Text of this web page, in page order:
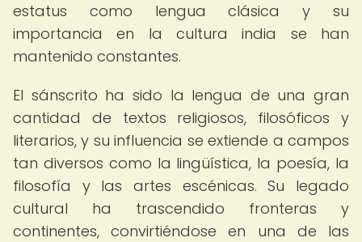
estatus como lengua clásica y su
importancia en la cultura india se han
mantenido constantes.
El sánscrito ha sido la lengua de una gran
cantidad de textos religiosos, filosóficos y
literarios, y su influencia se extiende a campos
tan diversos como la lingüística, la poesía, la
filosofía y las artes escénicas. Su legado
cultural ha trascendido fronteras y
continentes, convirtiéndose en una de las